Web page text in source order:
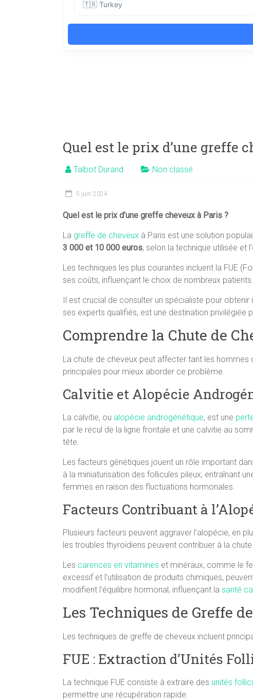
Quel est le prix d’une greffe
Talbot Durand Non classé
5 juin 2024
Quel est le prix d’une greffe cheveux à Paris ?
La greffe de cheveux à Paris est une solution
3 000 et 10 000 euros, selon la technique utilisée et
Les techniques les plus courantes incluent la FUE
ses coûts, influençant le choix de nombreux patients.
Il est crucial de consulter un spécialiste pour
ses experts qualifiés, est une destination privilégiée
Comprendre la Chute de
La chute de cheveux peut affecter tant les
principales pour mieux aborder ce problème.
Calvitie et Alopécie
La calvitie, ou alopécie androgénétique, est une
par le recul de la ligne frontale et une calvitie au
tête.
Les facteurs génétiques jouent un rôle important
à la miniaturisation des follicules pileux, entraînant
femmes en raison des fluctuations hormonales.
Facteurs Contribuant à
Plusieurs facteurs peuvent aggraver l’alopécie, en
les troubles thyroïdiens peuvent contribuer à la
Les carences en vitamines et minéraux, comme le
excessif et l’utilisation de produits chimiques,
modifient l’équilibre hormonal, influençant la santé
Les Techniques de Greffe
Les techniques de greffe de cheveux incluent
FUE : Extraction d’Unités
La technique FUE consiste à extraire des unités
permettre une récupération rapide.